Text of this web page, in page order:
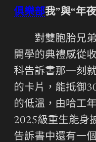
俱樂部我”與“年
對雙胞胎兄
開學的典禮感從
科告訴書那一刻
的卡片，能抵御
的低溫，由哈工
2025級重生能身
告訴書中還有一